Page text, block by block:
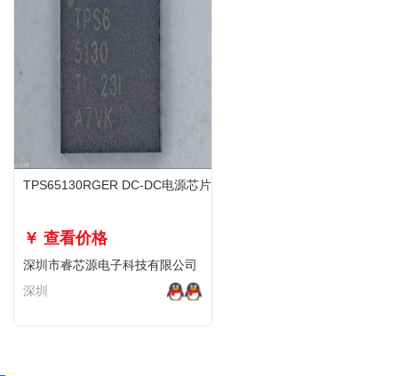
TPS65130RGER DC-DC电源芯片
￥ 查看价格
深圳市睿芯源电子科技有限公司
深圳